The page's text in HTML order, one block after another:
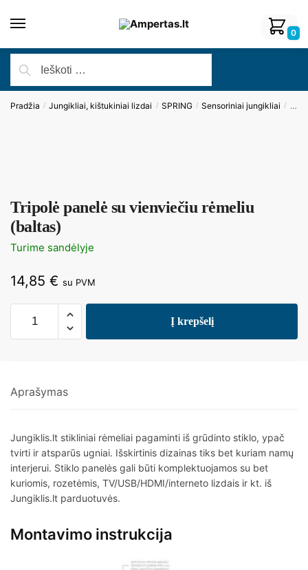
0
Pradžia / Jungikliai, kištukiniai lizdai / SPRING / Sensoriniai jungikliai /
Tripolė panelė su vienviečiu rėmeliu
(baltas)
Turime sandėlyje
14,85 € su PVM
Į krepšelį
Aprašymas
Jungiklis.lt stikliniai rėmeliai pagaminti iš grūdinto stiklo, ypač
tvirti ir atsparūs ugniai. Išskirtinis dizainas tiks bet kuriam namų
interjerui. Stiklo panelės gali būti komplektuojamos su bet
kuriomis, rozetėmis, TV/USB/HDMI/interneto lizdais ir kt. iš
Jungiklis.lt parduotuvės.
Montavimo instrukcija